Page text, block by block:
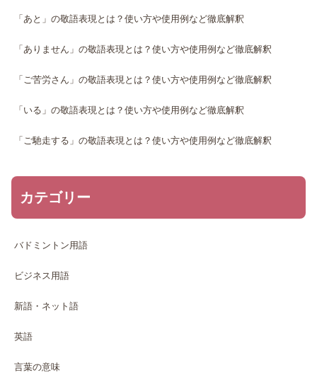
「あと」の敬語表現とは？使い方や使用例など徹底解釈
「ありません」の敬語表現とは？使い方や使用例など徹底解釈
「ご苦労さん」の敬語表現とは？使い方や使用例など徹底解釈
「いる」の敬語表現とは？使い方や使用例など徹底解釈
「ご馳走する」の敬語表現とは？使い方や使用例など徹底解釈
カテゴリー
バドミントン用語
ビジネス用語
新語・ネット語
英語
言葉の意味